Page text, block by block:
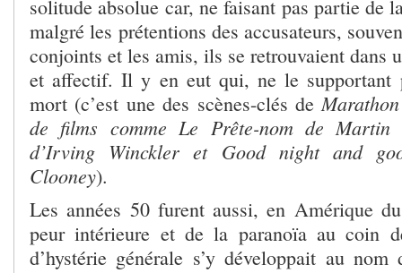
solitude absolue car, ne faisant pas partie de
malgré les prétentions des accusateurs,
conjoints et les amis, ils se retrouvaient dans
et affectif. Il y en eut qui, ne le supportant
mort (c’est une des scènes-clés de
de films comme Le Prête-nom de
d’Irving Winckler et Good night and
Clooney).
Les années 50 furent aussi, en Amérique
peur intérieure et de la paranoïa au coin
d’hystérie générale s’y développait au